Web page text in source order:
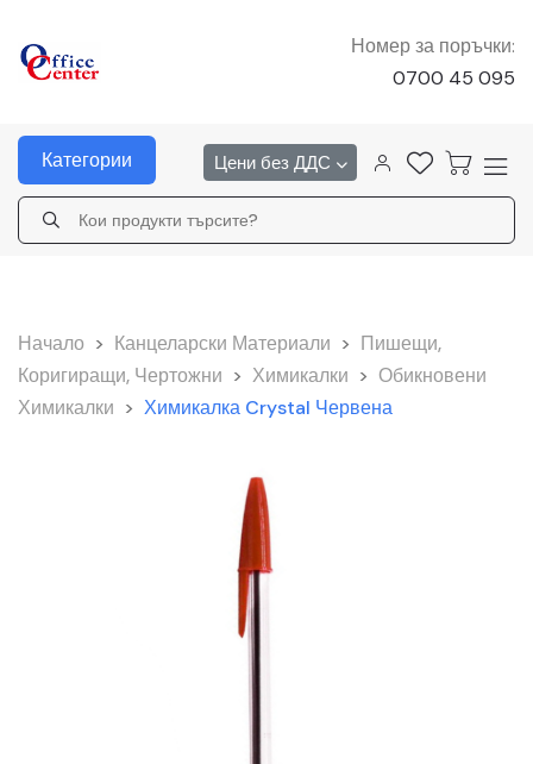
Номер за поръчки:
0700 45 095
Категории Цени без ДДС
Начало > Канцеларски Материали > Пишещи,
Коригиращи, Чертожни > Химикалки > Обикновени
Химикалки > Химикалка Crystal Червена